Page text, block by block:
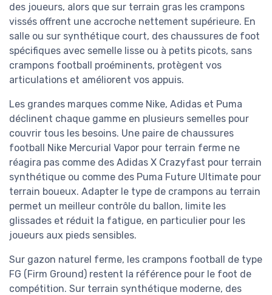
des joueurs, alors que sur terrain gras les crampons
vissés offrent une accroche nettement supérieure. En
salle ou sur synthétique court, des chaussures de foot
spécifiques avec semelle lisse ou à petits picots, sans
crampons football proéminents, protègent vos
articulations et améliorent vos appuis.
Les grandes marques comme Nike, Adidas et Puma
déclinent chaque gamme en plusieurs semelles pour
couvrir tous les besoins. Une paire de chaussures
football Nike Mercurial Vapor pour terrain ferme ne
réagira pas comme des Adidas X Crazyfast pour terrain
synthétique ou comme des Puma Future Ultimate pour
terrain boueux. Adapter le type de crampons au terrain
permet un meilleur contrôle du ballon, limite les
glissades et réduit la fatigue, en particulier pour les
joueurs aux pieds sensibles.
Sur gazon naturel ferme, les crampons football de type
FG (Firm Ground) restent la référence pour le foot de
compétition. Sur terrain synthétique moderne, des